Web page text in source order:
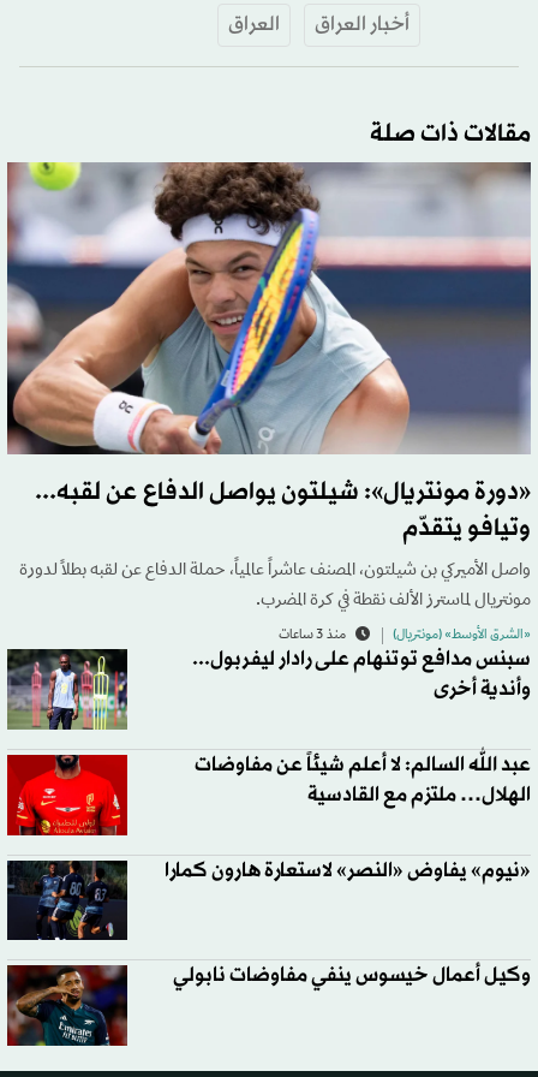
أخبار العراق العراق
مقالات ذات صلة
«دورة مونتريال»: شيلتون يواصل الدفاع عن لقبه...
وتيافو يتقدّم
واصل الأميركي بن شيلتون، المصنف عاشراً عالمياً، حملة الدفاع عن لقبه بطلاً لدورة
مونتريال لماسترز الألف نقطة في كرة المضرب.
«الشرق الأوسط» (مونتريال) منذ 3 ساعات
سبنس مدافع توتنهام على رادار ليفربول...
وأندية أخرى
عبد الله السالم: لا أعلم شيئاً عن مفاوضات
الهلال… ملتزم مع القادسية
«نيوم» يفاوض «النصر» لاستعارة هارون كمارا
وكيل أعمال خيسوس ينفي مفاوضات نابولي